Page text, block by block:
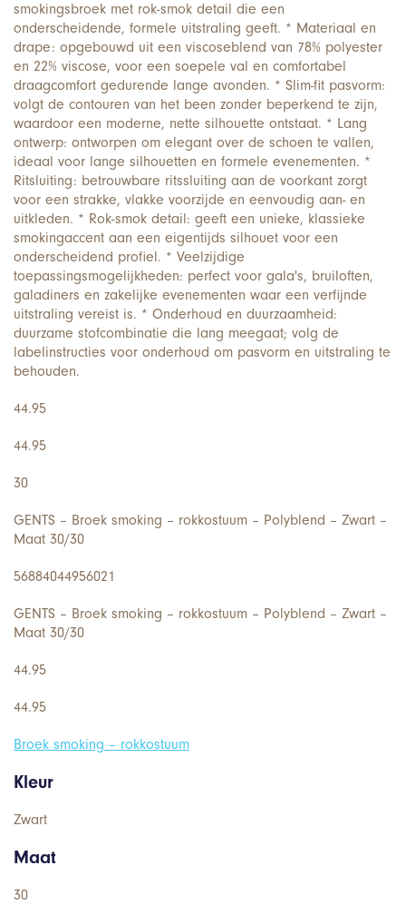
smokingsbroek met rok-smok detail die een
onderscheidende, formele uitstraling geeft. * Materiaal en
drape: opgebouwd uit een viscoseblend van 78% polyester
en 22% viscose, voor een soepele val en comfortabel
draagcomfort gedurende lange avonden. * Slim-fit pasvorm:
volgt de contouren van het been zonder beperkend te zijn,
waardoor een moderne, nette silhouette ontstaat. * Lang
ontwerp: ontworpen om elegant over de schoen te vallen,
ideaal voor lange silhouetten en formele evenementen. *
Ritsluiting: betrouwbare ritssluiting aan de voorkant zorgt
voor een strakke, vlakke voorzijde en eenvoudig aan- en
uitkleden. * Rok-smok detail: geeft een unieke, klassieke
smokingaccent aan een eigentijds silhouet voor een
onderscheidend profiel. * Veelzijdige
toepassingsmogelijkheden: perfect voor gala's, bruiloften,
galadiners en zakelijke evenementen waar een verfijnde
uitstraling vereist is. * Onderhoud en duurzaamheid:
duurzame stofcombinatie die lang meegaat; volg de
labelinstructies voor onderhoud om pasvorm en uitstraling te
behouden.
44.95
44.95
30
GENTS – Broek smoking – rokkostuum – Polyblend – Zwart –
Maat 30/30
56884044956021
GENTS – Broek smoking – rokkostuum – Polyblend – Zwart –
Maat 30/30
44.95
44.95
Broek smoking – rokkostuum
Kleur
Zwart
Maat
30